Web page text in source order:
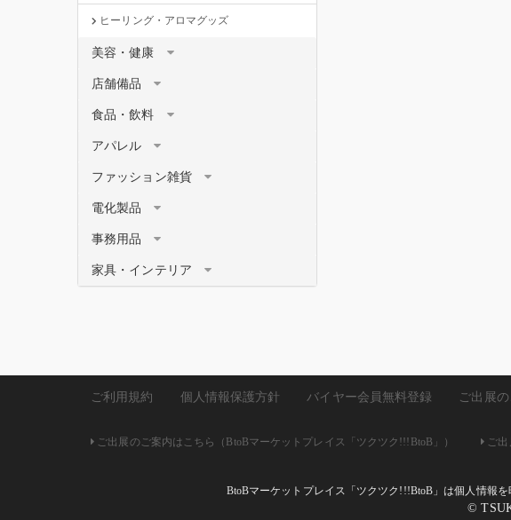
ヒーリング・アロマグッズ
美容・健康
店舗備品
食品・飲料
アパレル
ファッション雑貨
電化製品
事務用品
家具・インテリア
ご利用規約 個人情報保護方針 バイヤー会員無料登録 ご出展
ご出展のご案内はこちら（BtoBマーケットプレイス「ツクツク!!!BtoB」） ご
BtoBマーケットプレイス「ツクツク!!!BtoB」は個人情報
©